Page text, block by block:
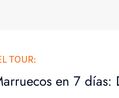
TOUR:
en 7 días: